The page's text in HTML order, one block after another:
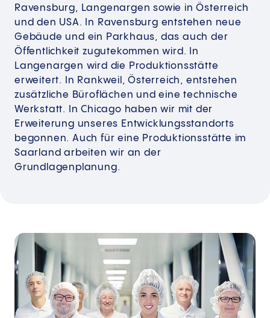
Ravensburg, Langenargen sowie in Österreich
und den USA. In Ravensburg entstehen neue
Gebäude und ein Parkhaus, das auch der
Öffentlichkeit zugutekommen wird. In
Langenargen wird die Produktionsstätte
erweitert. In Rankweil, Österreich, entstehen
zusätzliche Büroflächen und eine technische
Werkstatt. In Chicago haben wir mit der
Erweiterung unseres Entwicklungsstandorts
begonnen. Auch für eine Produktionsstätte im
Saarland arbeiten wir an der
Grundlagenplanung.